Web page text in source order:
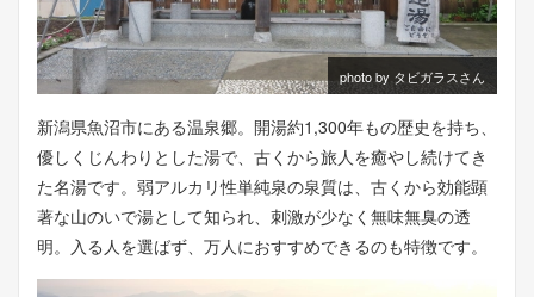
photo by タビガラスさん
新潟県魚沼市にある温泉郷。開湯約1,300年もの歴史を持ち、
優しくじんわりとした湯で、古くから旅人を癒やし続けてき
た名湯です。弱アルカリ性単純泉の泉質は、古くから効能顕
著な山のいで湯として知られ、刺激が少なく無味無臭の透
明。入る人を選ばず、万人におすすめできるのも特徴です。